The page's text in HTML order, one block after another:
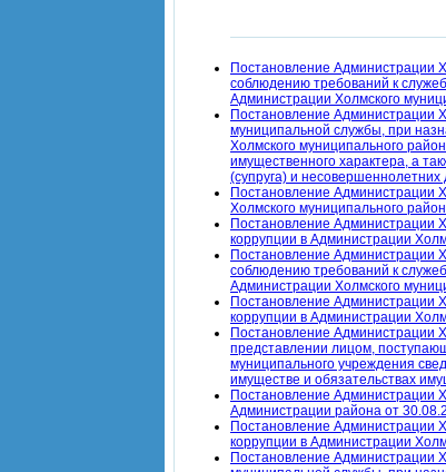
Постановление Администрации
соблюдению требований к
Администрации Холмского
Постановление Администрации
муниципальной службы, при
Холмского муниципального
имущественного характера, а
(супруга) и несовершеннолетних
Постановление Администрации
Холмского муниципального
Постановление Администрации
коррупции в Администрации
Постановление Администрации
соблюдению требований к
Администрации Холмского
Постановление Администрации
коррупции в Администрации
Постановление Администрации
представлении лицом,
муниципального учреждения
имуществе и обязательствах
Постановление Администрации
Администрации района от
Постановление Администрации
коррупции в Администрации
Постановление Администрации